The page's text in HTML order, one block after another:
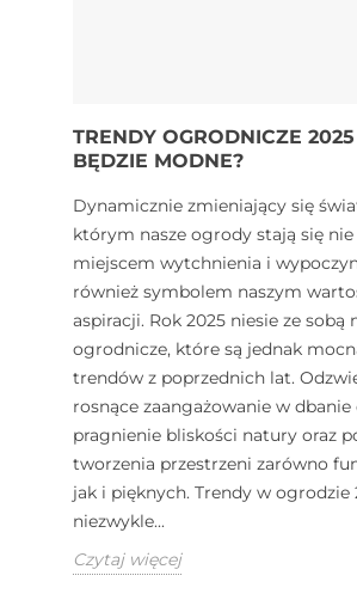
TRENDY OGRODNICZE
BĘDZIE MODNE?
Dynamicznie zmieniający się
którym nasze ogrody stają się
miejscem wytchnienia i
również symbolem naszym
aspiracji. Rok 2025 niesie ze sobą
ogrodnicze, które są jednak
trendów z poprzednich lat.
rosnące zaangażowanie w
pragnienie bliskości natury oraz
tworzenia przestrzeni zarówno
jak i pięknych. Trendy w ogrodzie
niezwykle...
Czytaj więcej